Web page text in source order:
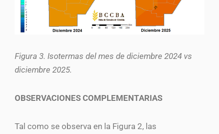
Figura 3. Isotermas del mes de diciembre 2024 vs
diciembre 2025.
OBSERVACIONES COMPLEMENTARIAS
Tal como se observa en la Figura 2, las